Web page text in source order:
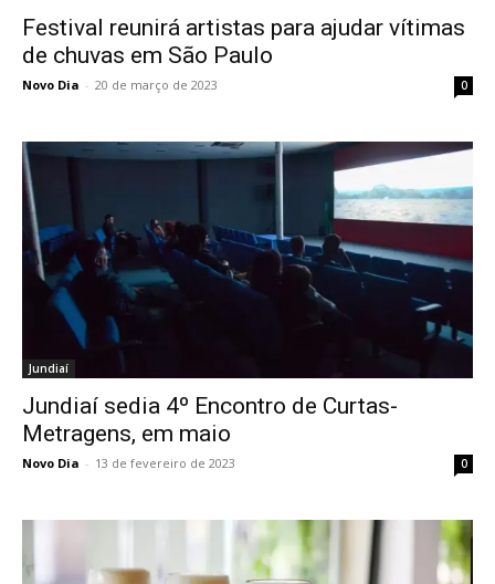
Festival reunirá artistas para ajudar vítimas
de chuvas em São Paulo
Novo Dia - 20 de março de 2023 0
Jundiaí
Jundiaí sedia 4º Encontro de Curtas-
Metragens, em maio
Novo Dia - 13 de fevereiro de 2023 0